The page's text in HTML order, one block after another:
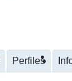
Perfiles